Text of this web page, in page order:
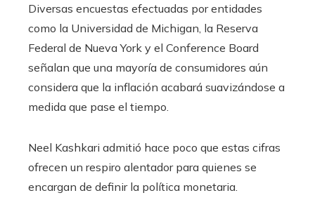
Diversas encuestas efectuadas por entidades
como la Universidad de Michigan, la Reserva
Federal de Nueva York y el Conference Board
señalan que una mayoría de consumidores aún
considera que la inflación acabará suavizándose a
medida que pase el tiempo.
Neel Kashkari admitió hace poco que estas cifras
ofrecen un respiro alentador para quienes se
encargan de definir la política monetaria.